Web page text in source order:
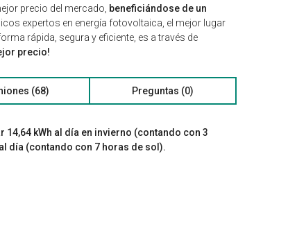
precio del mercado, beneficiándose de un
expertos en energía fotovoltaica, el mejor lugar
rápida, segura y eficiente, es a través de
precio!
(68) Preguntas (0)
kWh al día en invierno (contando con 3
día (contando con 7 horas de sol).